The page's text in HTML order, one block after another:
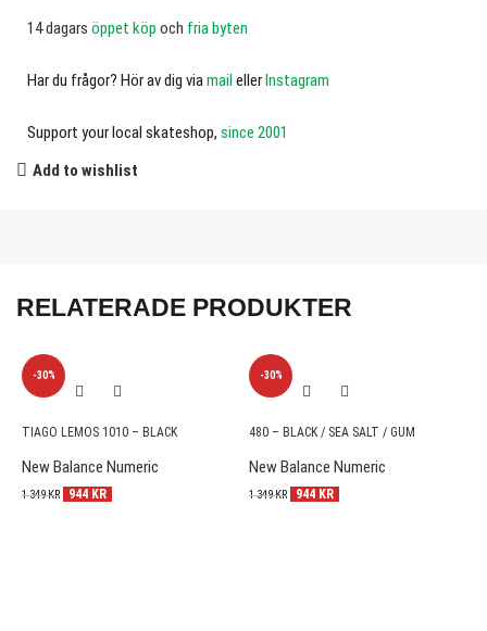
14 dagars öppet köp och fria byten
Har du frågor? Hör av dig viamail ellerInstagram
Support your local skateshop, since 2001
Add to wishlist
RELATERADE PRODUKTER
-30%
TIAGO LEMOS 1010 – BLACK
New Balance Numeric
1 349KR 944 KR
-30%
480 – BLACK / SEA SALT / GUM
New Balance Numeric
1 349KR 944 KR